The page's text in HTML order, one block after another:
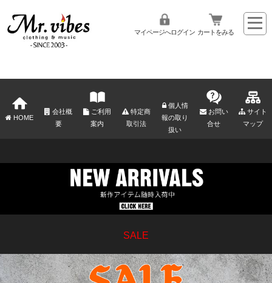
マイページへログイン カートをみる
HOME
会社概
要
ご利用
案内
特定商
取引法
個人情
報の取り
扱い
お問い
合せ
サイト
マップ
SALE